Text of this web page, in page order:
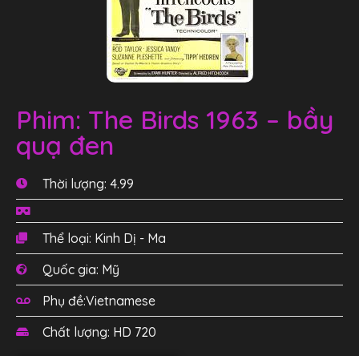
Phim: The Birds 1963 – bầy
quạ đen
Thời lượng: 4.99
Thể loại: Kinh Dị - Ma
Quốc gia: Mỹ
Phụ đề:Vietnamese
Chất lượng: HD 720